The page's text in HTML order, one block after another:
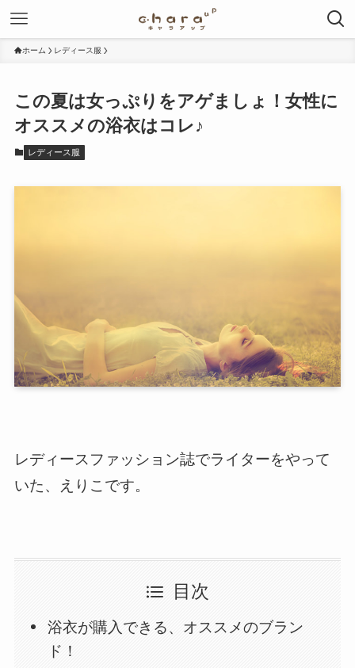
ホーム レディース服
この夏は女っぷりをアゲましょ！女性に
オススメの浴衣はコレ♪
レディース服
レディースファッション誌でライターをやって
いた、えりこです。
目次
浴衣が購入できる、オススメのブラン
ド！